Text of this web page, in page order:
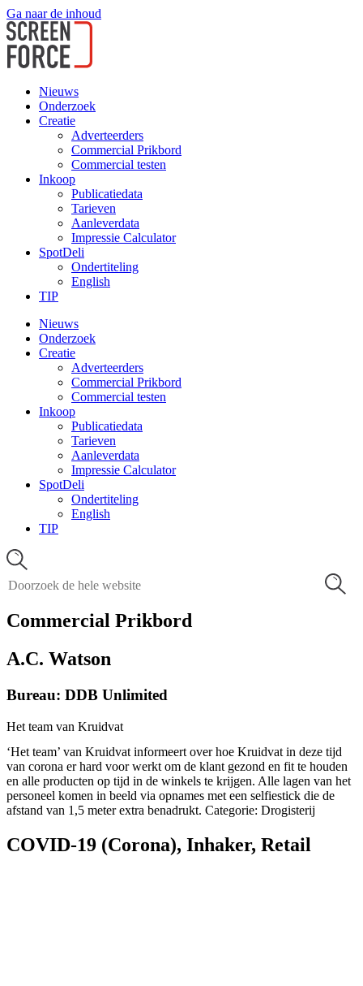
Ga naar de inhoud
Nieuws
Onderzoek
Creatie
Adverteerders
Commercial Prikbord
Commercial testen
Inkoop
Publicatiedata
Tarieven
Aanleverdata
Impressie Calculator
SpotDeli
Ondertiteling
English
TIP
Nieuws
Onderzoek
Creatie
Adverteerders
Commercial Prikbord
Commercial testen
Inkoop
Publicatiedata
Tarieven
Aanleverdata
Impressie Calculator
SpotDeli
Ondertiteling
English
TIP
Commercial Prikbord
A.C. Watson
Bureau: DDB Unlimited
Het team van Kruidvat
‘Het team’ van Kruidvat informeert over hoe Kruidvat in deze tijd
van corona er hard voor werkt om de klant gezond en fit te houden
en alle producten op tijd in de winkels te krijgen. Alle lagen van het
personeel komen in beeld via opnames met een selfiestick die de
afstand van 1,5 meter extra benadrukt. Categorie: Drogisterij
COVID-19 (Corona), Inhaker, Retail